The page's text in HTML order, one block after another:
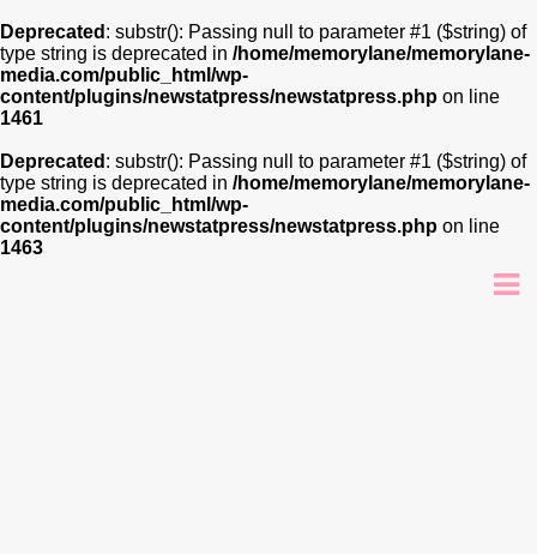
Deprecated : substr(): Passing null to parameter #1 ($string) of
type string is deprecated in /home/memorylane/memorylane-
media.com/public_html/wp-
content/plugins/newstatpress/newstatpress.php on line
1461
Deprecated : substr(): Passing null to parameter #1 ($string) of
type string is deprecated in /home/memorylane/memorylane-
media.com/public_html/wp-
content/plugins/newstatpress/newstatpress.php on line
1463